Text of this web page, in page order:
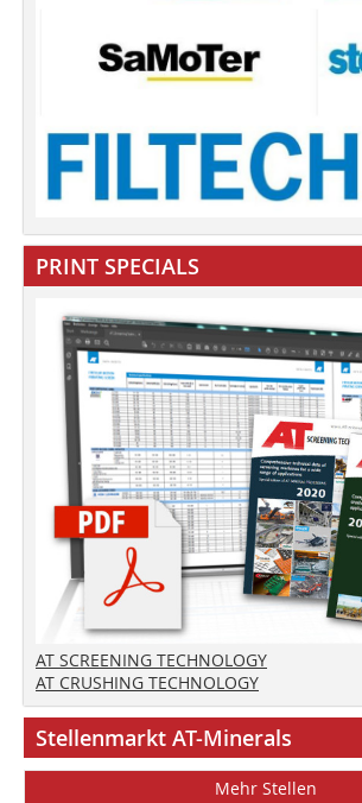
PRINT SPECIALS
AT SCREENING TECHNOLOGY
AT CRUSHING TECHNOLOGY
Stellenmarkt AT-Minerals
Mehr Stellen